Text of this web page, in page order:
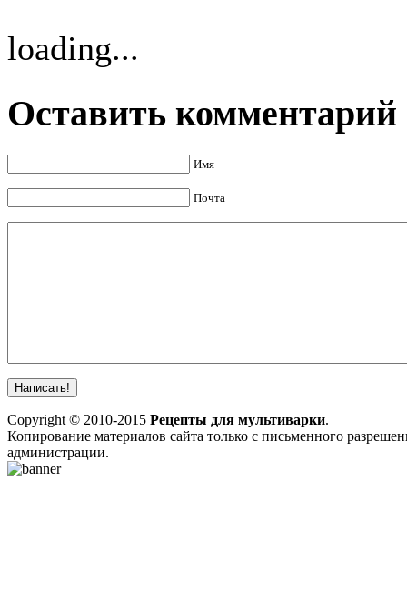
loading...
Оставить комментарий
Имя
Почта
Copyright © 2010-2015 Рецепты для мультиварки.
Копирование материалов сайта только с письменного
администрации.